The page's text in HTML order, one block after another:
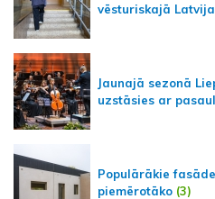
vēsturiskajā
Jaunajā sezonā
uzstāsies ar
Populārākie
piemērotāko (3)